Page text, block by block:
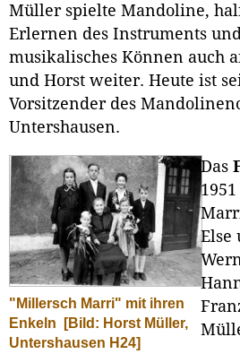
Müller spielte Mandoline,
Erlernen des Instruments
musikalisches Können auch
und Horst weiter. Heute ist
Vorsitzender des
Untershausen.
"Millersch Marri" mit ihren
Enkeln
[Bild: Horst Müller,
Untershausen H24]
Das
Else